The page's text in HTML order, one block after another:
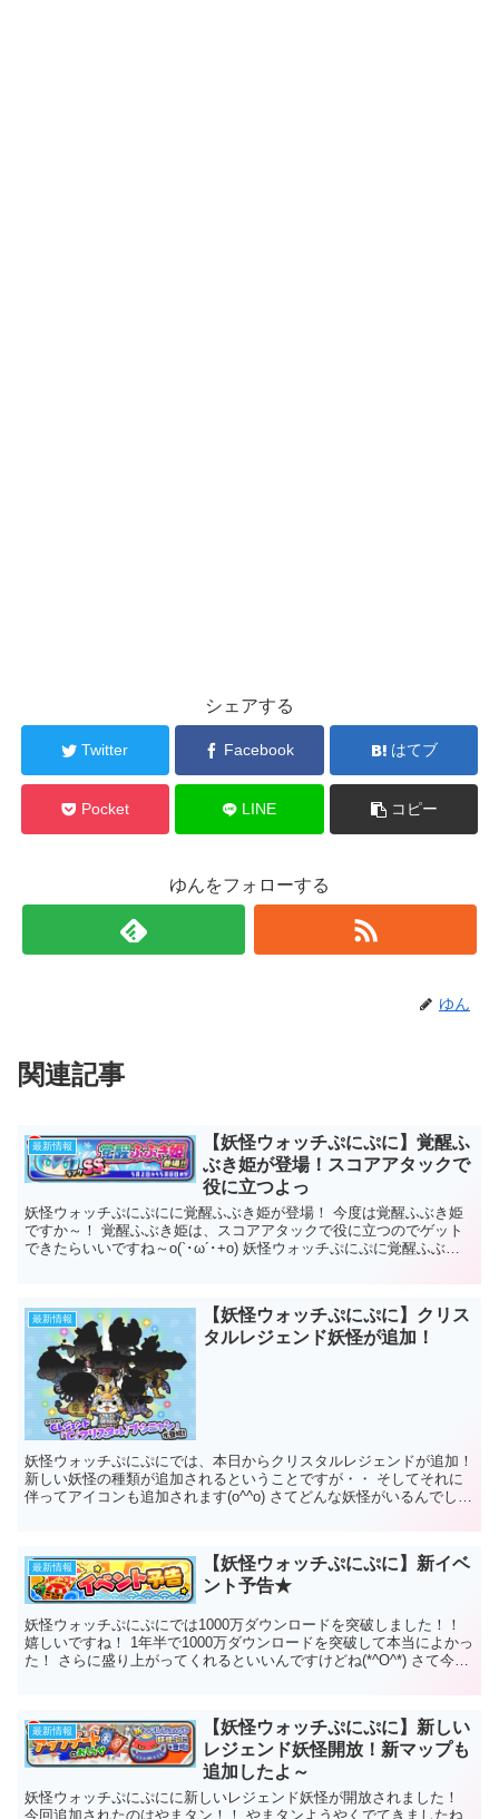
シェアする
Twitter Facebook はてブ
Pocket LINE コピー
ゆんをフォローする
ゆん
関連記事
最新情報
【妖怪ウォッチぷにぷに】覚醒ふ
ぶき姫が登場！スコアアタックで
役に立つよっ
妖怪ウォッチぷにぷにに覚醒ふぶき姫が登場！ 今度は覚醒ふぶき姫
ですか～！ 覚醒ふぶき姫は、スコアアタックで役に立つのでゲット
できたらいいですね～o(`･ω´･+o) 妖怪ウォッチぷにぷに覚醒ふぶき
最新情報
【妖怪ウォッチぷにぷに】クリス
タルレジェンド妖怪が追加！
妖怪ウォッチぷにぷにでは、本日からクリスタルレジェンドが追加！
新しい妖怪の種類が追加されるということですが・・ そしてそれに
伴ってアイコンも追加されます(o^^o) さてどんな妖怪がいるんでしょ
最新情報
【妖怪ウォッチぷにぷに】新イベ
ント予告★
妖怪ウォッチぷにぷにでは1000万ダウンロードを突破しました！！
嬉しいですね！ 1年半で1000万ダウンロードを突破して本当によかっ
た！ さらに盛り上がってくれるといいんですけどね(*^O^*) さて今回
最新情報
【妖怪ウォッチぷにぷに】新しい
レジェンド妖怪開放！新マップも
追加したよ～
妖怪ウォッチぷにぷにに新しいレジェンド妖怪が開放されました！
今回追加されたのはやまタン！！ やまタンようやくでてきましたね